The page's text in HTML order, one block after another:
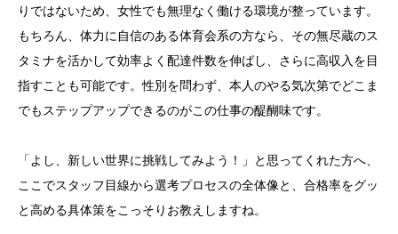
りではないため、女性でも無理なく働ける環境が整っています。
もちろん、体力に自信のある体育会系の方なら、その無尽蔵のス
タミナを活かして効率よく配達件数を伸ばし、さらに高収入を目
指すことも可能です。性別を問わず、本人のやる気次第でどこま
でもステップアップできるのがこの仕事の醍醐味です。
「よし、新しい世界に挑戦してみよう！」と思ってくれた方へ、
ここでスタッフ目線から選考プロセスの全体像と、合格率をグッ
と高める具体策をこっそりお教えしますね。